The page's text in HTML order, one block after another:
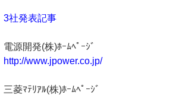
3社発表記事
電源開発(株)ﾎｰﾑﾍﾟｰｼﾞ
http://www.jpower.co.jp/
三菱ﾏﾃﾘｱﾙ(株)ﾎｰﾑﾍﾟｰｼﾞ